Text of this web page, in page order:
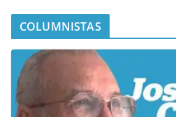
COLUMNISTAS